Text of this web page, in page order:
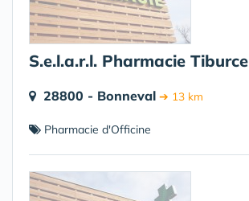
S.e.l.a.r.l. Pharmacie Tiburce
28800 - Bonneval ➔ 13 km
Pharmacie d'Officine